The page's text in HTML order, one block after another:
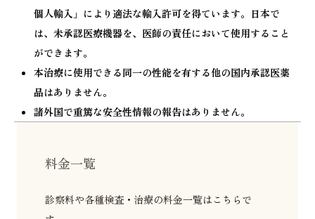
個人輸入」により適法な輸入許可を得ています。日本で
は、未承認医療機器を、医師の責任において使用すること
ができます。
本治療に使用できる同一の性能を有する他の国内承認医薬
品はありません。
諸外国で重篤な安全性情報の報告はありません。
料金一覧
診察料や各種検査・治療の料金一覧はこちらで